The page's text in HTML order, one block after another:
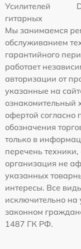
Усилителей
гитарных
Мы занимаемся
обслуживанием
гарантийного
работает
авторизации от
указанные на
ознакомительный
офертой согласно
обозначения
только в
перечень
организация не
указанных
интересы. Все
исключительно на
законном
1487 ГК РФ.